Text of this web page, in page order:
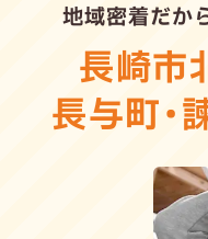
地域密着だか
長崎市
長与町・